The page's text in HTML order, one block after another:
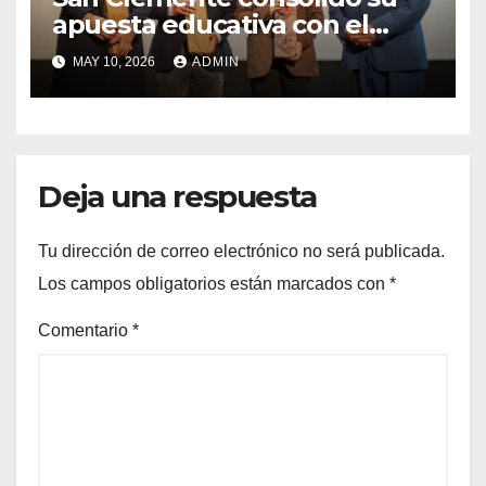
apuesta educativa con el
lanzamiento del
Preuniversitario Brotes 2026
MAY 10, 2026 ADMIN
Deja una respuesta
Tu dirección de correo electrónico no será publicada.
Los campos obligatorios están marcados con *
Comentario *